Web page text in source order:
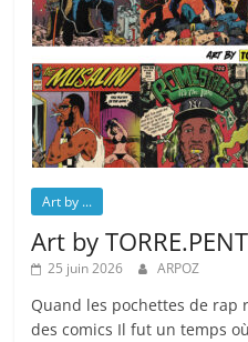
Art by ...
Art by
25 juin 2026 ARPOZ
Quand les pochettes de rap
des comics Il fut un temps